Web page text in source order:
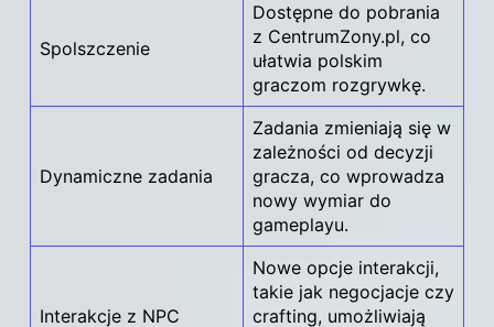
Spolszczenie
Dostępne do pobrania
z CentrumZony.pl, co
ułatwia polskim
graczom rozgrywkę.
Dynamiczne zadania
Zadania zmieniają się w
zależności od decyzji
gracza, co wprowadza
nowy wymiar do
gameplayu.
Interakcje z NPC
Nowe opcje interakcji,
takie jak negocjacje czy
crafting, umożliwiają